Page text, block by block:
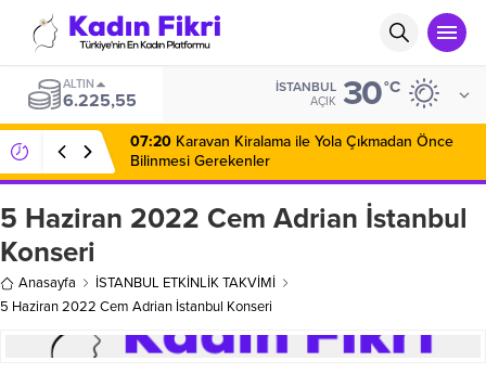
ALTIN
6.225,55
İSTANBUL
AÇIK 30°C
07:20 Karavan Kiralama ile Yola Çıkmadan Önce
Bilinmesi Gerekenler
5 Haziran 2022 Cem Adrian İstanbul
Konseri
Anasayfa
İSTANBUL ETKİNLİK TAKVİMİ
5 Haziran 2022 Cem Adrian İstanbul Konseri